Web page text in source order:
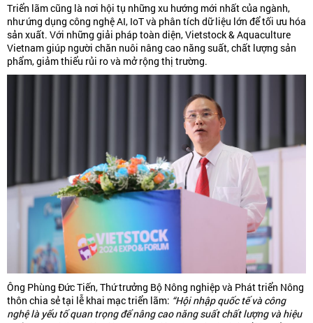
Triển lãm cũng là nơi hội tụ những xu hướng mới nhất của ngành,
như ứng dụng công nghệ AI, IoT và phân tích dữ liệu lớn để tối ưu hóa
sản xuất. Với những giải pháp toàn diện, Vietstock & Aquaculture
Vietnam giúp người chăn nuôi nâng cao năng suất, chất lượng sản
phẩm, giảm thiểu rủi ro và mở rộng thị trường.
Ông Phùng Đức Tiến, Thứ trưởng Bộ Nông nghiệp và Phát triển Nông
thôn chia sẻ tại lễ khai mạc triển lãm: “Hội nhập quốc tế và công
nghệ là yếu tố quan trọng để nâng cao năng suất chất lượng và hiệu